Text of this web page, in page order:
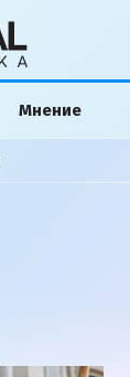
Мнение